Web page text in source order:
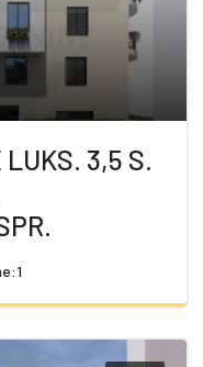
3,5 S.
1